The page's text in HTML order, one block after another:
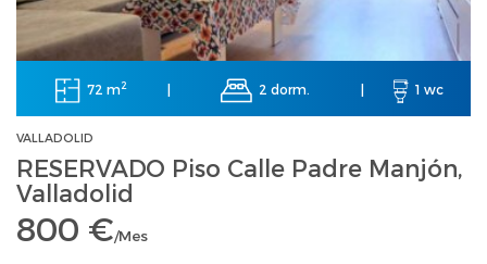
72 m2 2 dorm. 1 wc
VALLADOLID
RESERVADO Piso Calle Padre Manjón,
Valladolid
800 €/Mes